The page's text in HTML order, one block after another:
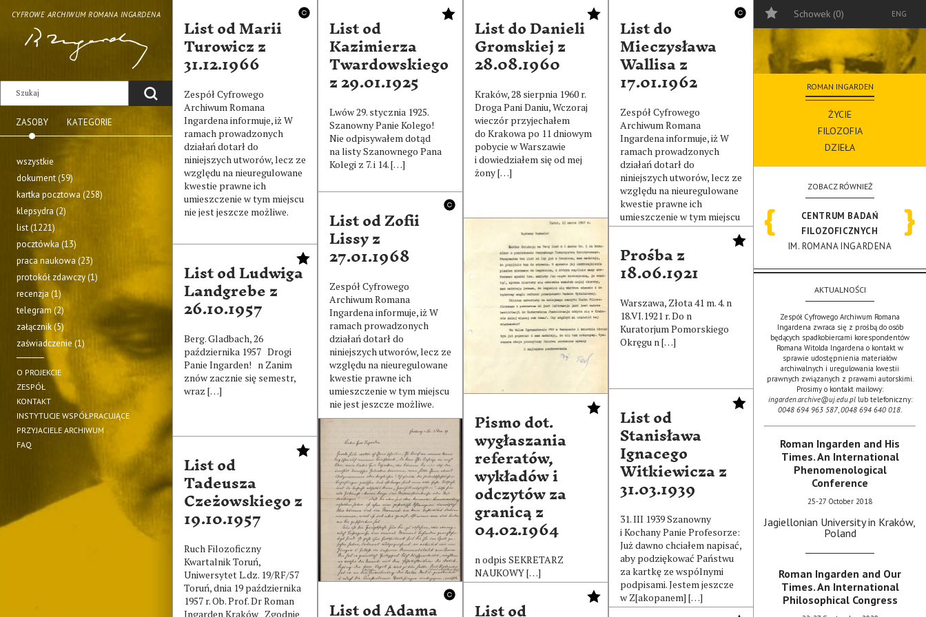
CYFROWE ARCHIWUM ROMANA INGARDENA
ZASOBY KATEGORIE
wszystkie
dokument (59)
kartka pocztowa (258)
klepsydra (2)
list (1221)
pocztówka (13)
praca naukowa (23)
protokół zdawczy (1)
recenzja (1)
telegram (2)
załącznik (5)
zaświadczenie (1)
O PROJEKCIE
ZESPÓŁ
KONTAKT
INSTYTUCJE WSPÓŁPRACUJĄCE
PRZYJACIELE ARCHIWUM
FAQ
List od Marii
Turowicz z
31.12.1966
Zespół Cyfrowego
Archiwum Romana
Ingardena informuje, iż W
ramach prowadzonych
działań dotarł do
niniejszych utworów, lecz ze
względu na nieuregulowane
kwestie prawne ich
umieszczenie w tym miejscu
nie jest jeszcze możliwe.
List od
Kazimierza
Twardowskiego
z 29.01.1925
Lwów 29. stycznia 1925.
Szanowny Panie Kolego!
Nie odpisywałem dotąd
na listy Szanownego Pana
Kolegi z 7. i 14. […]
List do Danieli
Gromskiej z
28.08.1960
Kraków, 28 sierpnia 1960 r.
Droga Pani Daniu, Wczoraj
wieczór przyjechałem
do Krakowa po 11 dniowym
pobycie w Warszawie
i dowiedziałem się od mej
żony […]
List do
Mieczysława
Wallisa z
17.01.1962
Zespół Cyfrowego
Archiwum Romana
Ingardena informuje, iż W
ramach prowadzonych
działań dotarł do
niniejszych utworów, lecz ze
względu na nieuregulowane
kwestie prawne ich
umieszczenie w tym miejscu
nie jest jeszcze możliwe.
List od Zofii
Lissy z
27.01.1968
Zespół Cyfrowego
Archiwum Romana
Ingardena informuje, iż W
ramach prowadzonych
działań dotarł do
niniejszych utworów, lecz ze
względu na nieuregulowane
kwestie prawne ich
umieszczenie w tym miejscu
nie jest jeszcze możliwe.
List od
Tadeusza
Czeżowskiego z
12.03.1967
Toruń, 12 marca 1967 r.
Kochany Romanie! Bardzo
dziękuję za Twój list z 1
marca br. i za komunikat […]
Prośba z
18.06.1921
Warszawa, Złota 41 m. 4. n
18.VI.1921 r. Do n
Kuratorjum Pomorskiego
Okręgu n […]
List od Ludwiga
Landgrebe z
26.10.1957
Berg. Gladbach, 26
października 1957 Drogi
Panie Ingarden! n Zanim
znów zacznie się semestr,
wraz […]
List od
Stanisława
Ignacego
Witkiewicza z
31.03.1939
31. III 1939 Szanowny
i Kochany Panie Profesorze:
Już dawno chciałem napisać,
aby podziękować Państwu
za kartkę ze wspólnymi
podpisami. Jestem jeszcze
w Z[akopanem] […]
Pismo dot.
wygłaszania
referatów,
wykładów i
odczytów za
granicą z
04.02.1964
n odpis SEKRETARZ
NAUKOWY […]
List od Malvine
Husserl z
02.12.1929
Fryburg B., 2 grudnia 29 n
Drogi Panie Ingarden,
właśnie dzisiaj chciałam
do Pana napisać, Pański list
do męża leżał już […]
List od
Tadeusza
Czeżowskiego z
19.10.1957
Ruch Filozoficzny
Kwartalnik Toruń,
Uniwersytet L.dz. 19/RF/57
Toruń, dnia 19 października
1957 r. Ob. Prof. Dr Roman
Ingarden Kraków Zgodnie
Schowek (0) ENG
ROMAN INGARDEN
ŻYCIE
FILOZOFIA
DZIEŁA
ZOBACZ RÓWNIEŻ
CENTRUM BADAŃ
FILOZOFICZNYCH
IM. ROMANA INGARDENA
AKTUALNOŚCI
Zespół Cyfrowego Archiwum Romana
Ingardena zwraca się z prośbą do osób
będących spadkobiercami korespondentów
Romana Witolda Ingardena o kontakt w
sprawie udostępnienia materiałów
archiwalnych i uregulowania kwestii
prawnych związanych z prawami autorskimi.
Prosimy o kontakt mailowy:
ingarden.archive@uj.edu.pllub telefoniczny:
0048 694 963 587,0048 694 640 018.
Roman Ingarden and His
Times. An International
Phenomenological
Conference
25-27 October 2018
Jagiellonian University in Kraków,
Poland
Roman Ingarden and Our
Times. An International
Philosophical Congress